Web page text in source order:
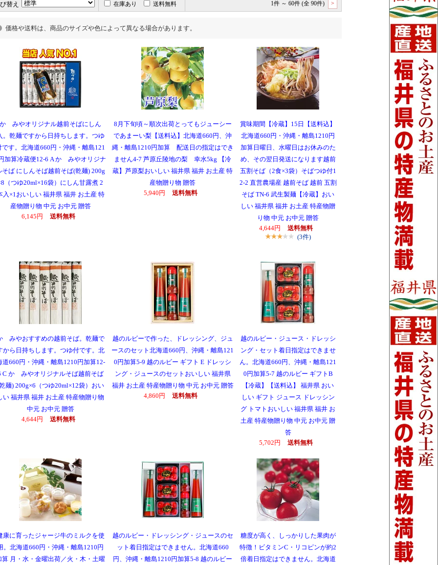
替え 在庫あり 送料無料 1件 ～ 60件 (全 90件) >
価格や送料は、商品のサイズや色によって異なる場合があります。
かゞみやオリジナル越前そばにしん
。乾麺ですから日持ちします。つゆ
です。北海道660円・沖縄・離島121
加算冷蔵便12-6 A かゞみやオリジナ
そば にしんそば越前そば(乾麺) 200g
（つゆ20ml×16袋）にしん甘露煮 2
入×1おいしい 福井県 福井 お土産 特
産物贈り物 中元 お中元 贈答
6,145円
送料無料
8月下旬頃～順次出荷とってもジューシー
であまーい梨【送料込】北海道660円、沖
縄・離島1210円加算 配送日の指定はでき
ません4-7 芦原丘陵地の梨 幸水5kg 【冷
蔵】芦原梨おいしい 福井県 福井 お土産 特
産物贈り物 贈答
5,940円
送料無料
賞味期間【冷蔵】15日【送料込】
北海道660円・沖縄・離島1210円
加算日曜日、水曜日はお休みのた
め、その翌日発送になります越前
五割そば（2食×3袋）そばつゆ付1
2-2 直営農場産 越前そば 越前 五割
そば TN-6 武生製麺【冷蔵】おい
しい 福井県 福井 お土産 特産物贈
り物 中元 お中元 贈答
4,644円
送料無料
(3件)
ゞみやおすすめの越前そば。乾麺で
から日持ちします。つゆ付です。北
道660円・沖縄・離島1210円加算12-
C かゞみやオリジナルそば越前そば
麺) 200g×6（つゆ20ml×12袋）おい
い 福井県 福井 お土産 特産物贈り物
中元 お中元 贈答
4,644円
送料無料
越のルビーで作った、ドレッシング、ジュ
ースのセット北海道660円、沖縄・離島121
0円加算5-9 越のルビー ギフト E ドレッシ
ング・ジュースのセットおいしい 福井県
福井 お土産 特産物贈り物 中元 お中元 贈答
4,860円
送料無料
越のルビー・ジュース・ドレッシ
ング・セット着日指定はできませ
ん。北海道660円、沖縄・離島121
0円加算5-7 越のルビー ギフトB
【冷蔵】【送料込】 福井県 おい
しい ギフト ジュース ドレッシン
グ トマトおいしい 福井県 福井 お
土産 特産物贈り物 中元 お中元 贈
答
5,702円
送料無料
康に育ったジャージ牛のミルクを使
。北海道660円・沖縄・離島1210円
算 月・水・金曜出荷／火・木・土曜
越のルビー・ドレッシング・ジュースのセ
ット着日指定はできません。北海道660
円、沖縄・離島1210円加算5-8 越のルビー
糖度が高く、しっかりした果肉が
特徴！ビタミンC・リコピンが約2
倍着日指定はできません。北海道